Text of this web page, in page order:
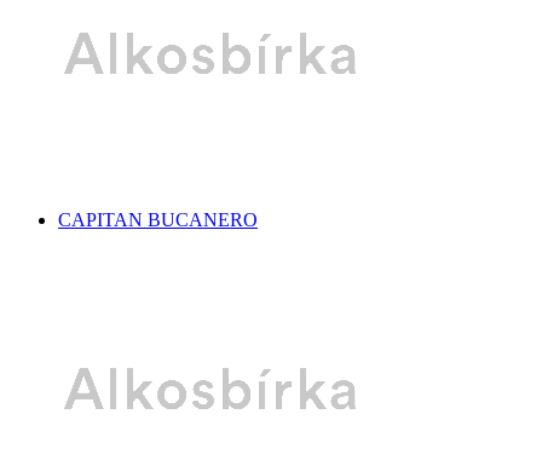
CAPITAN BUCANERO